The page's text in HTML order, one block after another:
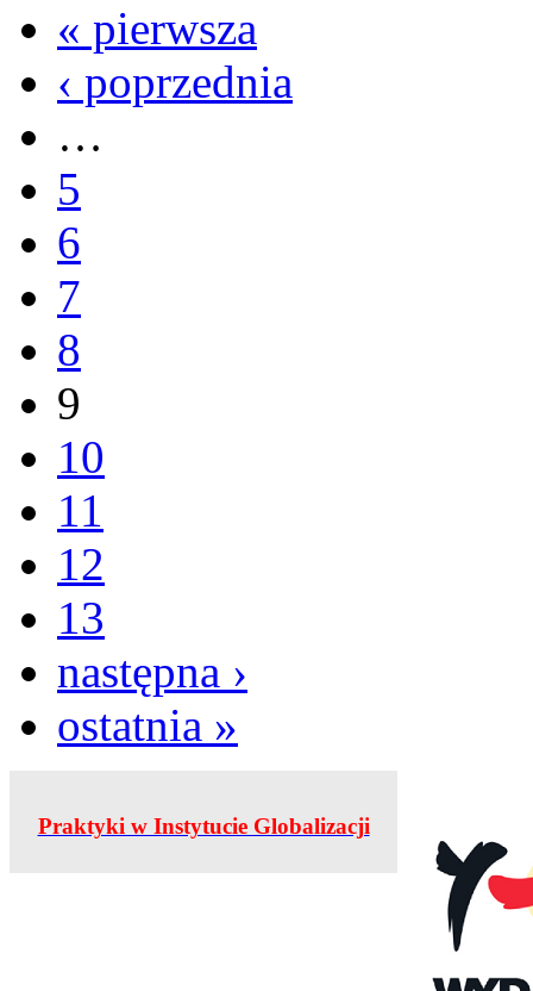
« pierwsza
‹ poprzednia
…
5
6
7
8
9
10
11
12
13
następna ›
ostatnia »
Praktyki w Instytucie Globalizacji